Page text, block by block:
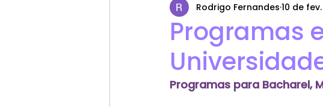
Cultura Japonesa
Programas
Rodrigo Fernandes 10 de
Programas para Bacharel,